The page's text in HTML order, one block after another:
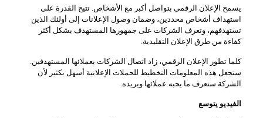
يسمح الإعلان الرقمي بتواصل أكبر مع الأشخاص. تتيح القدرة على
استهداف أشخاص محددين، وضمان وصول الإعلانات إلى أولئك الذين
تستهدفهم، وتعرف الشركات على جمهورها المستهدف بشكل أكثر
كفاءة من طرق الإعلان التقليدية.
كلما تطور الإعلان الرقمي، زاد اتصال الشركات بعملائها المستهدفين.
ستجعل هذه المعلومات التخطيط للحملات الإعلانية أسهل بكثير لأن
الشركة ستعرف ما يحبه عملائها ويريده.
الفيديو يتوسع